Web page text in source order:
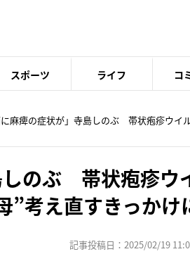
スポーツ ライフ コ
麻痺の症状が」寺島しのぶ 帯状疱疹ウイ
しのぶ 帯状疱疹ウ
考え直すきっかけ
記事投稿日：2025/02/19